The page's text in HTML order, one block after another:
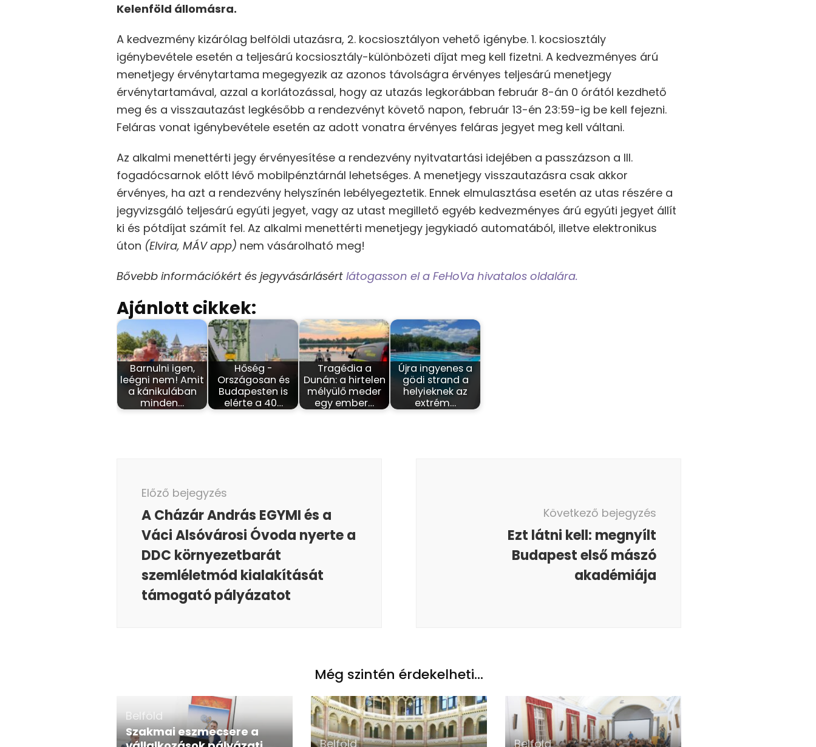
Kelenföld állomásra.
A kedvezmény kizárólag belföldi utazásra, 2. kocsiosztályon vehető igénybe. 1. kocsiosztály
igénybevétele esetén a teljesárú kocsiosztály-különbözeti díjat meg kell fizetni. A kedvezményes árú
menetjegy érvénytartama megegyezik az azonos távolságra érvényes teljesárú menetjegy
érvénytartamával, azzal a korlátozással, hogy az utazás legkorábban február 8-án 0 órától kezdhető
meg és a visszautazást legkésőbb a rendezvényt követő napon, február 13-én 23:59-ig be kell fejezni.
Feláras vonat igénybevétele esetén az adott vonatra érvényes feláras jegyet meg kell váltani.
Az alkalmi menettérti jegy érvényesítése a rendezvény nyitvatartási idejében a passzázson a III.
fogadócsarnok előtt lévő mobilpénztárnál lehetséges. A menetjegy visszautazásra csak akkor
érvényes, ha azt a rendezvény helyszínén lebélyegeztetik. Ennek elmulasztása esetén az utas részére a
jegyvizsgáló teljesárú egyúti jegyet, vagy az utast megillető egyéb kedvezményes árú egyúti jegyet állít
ki és pótdíjat számít fel. Az alkalmi menettérti menetjegy jegykiadó automatából, illetve elektronikus
úton (Elvira, MÁV app) nem vásárolható meg!
Bővebb információkért és jegyvásárlásért látogasson el a FeHoVa hivatalos oldalára.
Ajánlott cikkek:
Barnulni igen,
leégni nem! Amit
a kánikulában
minden…
Hőség -
Országosan és
Budapesten is
elérte a 40…
Tragédia a
Dunán: a hirtelen
mélyülő meder
egy ember…
Újra ingyenes a
gödi strand a
helyieknek az
extrém…
navigáció
Előző bejegyzés
A Cházár András EGYMI és a
Váci Alsóvárosi Óvoda nyerte a
DDC környezetbarát
szemléletmód kialakítását
támogató pályázatot
Következő bejegyzés
Ezt látni kell: megnyílt
Budapest első mászó
akadémiája
Még szintén érdekelheti...
Belföld
Szakmai eszmecsere a
Belföld Belföld